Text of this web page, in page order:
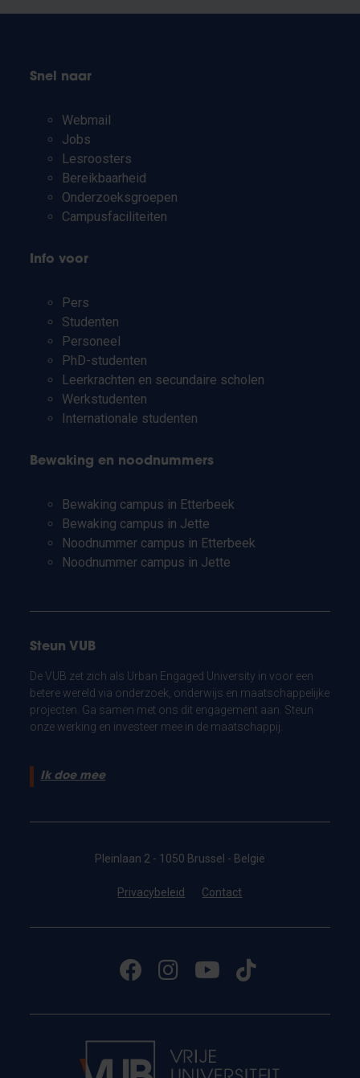
Snel naar
Webmail
Jobs
Lesroosters
Bereikbaarheid
Onderzoeksgroepen
Campusfaciliteiten
Info voor
Pers
Studenten
Personeel
PhD-studenten
Leerkrachten en secundaire scholen
Werkstudenten
Internationale studenten
Bewaking en noodnummers
Bewaking campus in Etterbeek
Bewaking campus in Jette
Noodnummer campus in Etterbeek
Noodnummer campus in Jette
Steun VUB
De VUB zet zich als Urban Engaged University in voor een
betere wereld via onderzoek, onderwijs en maatschappelijke
projecten. Ga samen met ons dit engagement aan. Steun
onze werking en investeer mee in de maatschappij.
Ik doe mee
Pleinlaan 2 - 1050 Brussel - België
Privacybeleid Contact